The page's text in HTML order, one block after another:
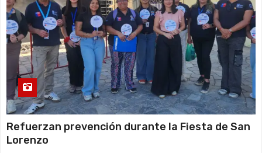
Refuerzan prevención durante la Fiesta de San
Lorenzo